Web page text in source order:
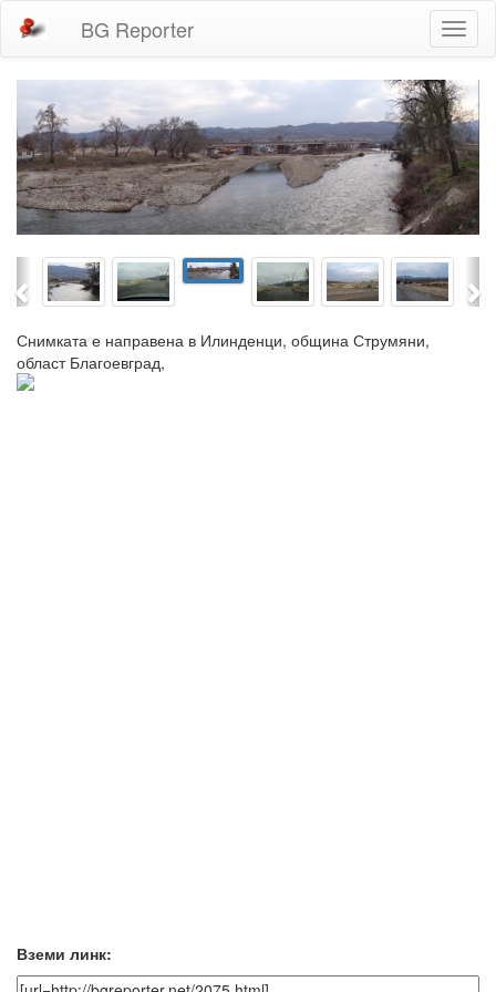
BG Reporter
Previous
Снимката е направена в Илинденци, община Струмяни,
област Благоевград,
Вземи линк: